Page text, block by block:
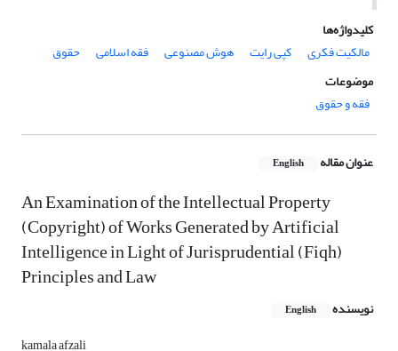
کلیدواژه‌ها
مالکیت فکری
کپی رایت هوش مصنوعی فقه اسلامی
حقوق
موضوعات
فقه و حقوق
عنوان مقاله English
An Examination of the Intellectual Property
(Copyright) of Works Generated by Artificial
Intelligence in Light of Jurisprudential (Fiqh)
Principles and Law
نویسنده English
kamala afzali